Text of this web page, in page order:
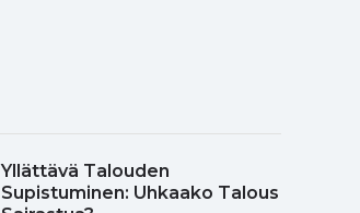
Yllättävä Talouden
Supistuminen: Uhkaako Talous